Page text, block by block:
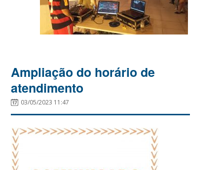
Ampliação do horário de
atendimento
03/05/2023 11:47